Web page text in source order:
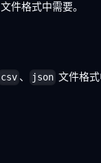
文件格式中需要。
csv 、 json 文件格